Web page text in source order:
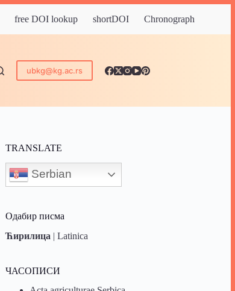
free DOI lookup shortDOI Chronograph
ubkg@kg.ac.rs
TRANSLATE
Serbian
Одабир писма
Ћирилица |Latinica
ЧАСОПИСИ